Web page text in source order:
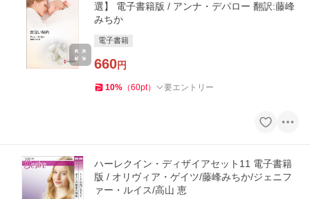
選】 電子書籍版 / アンナ・デパロー 翻訳:藤峰
みちか
電子書籍
660円
10% （60pt） 要エントリー
ハーレクイン・ディザイアセット11 電子書籍
版 / オリヴィア・ゲイツ/藤峰みちか/ジェニフ
ァー・ルイス/高山 恵